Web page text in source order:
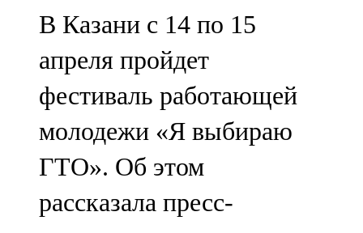
106,2 FM
Минзәлә
107,3 FM
Мөслим
100,0 FM
Нурлат
В Казани с 14 по 15
апреля пройдет
фестиваль работающей
молодежи «Я выбираю
ГТО». Об этом
рассказала пресс-